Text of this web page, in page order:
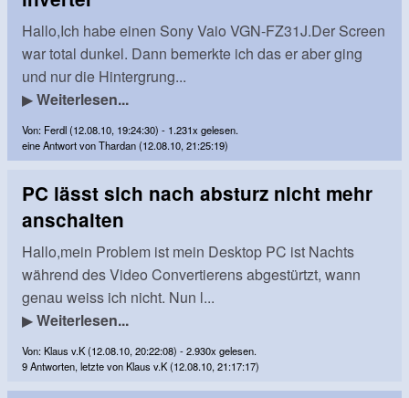
Hallo,Ich habe einen Sony Vaio VGN-FZ31J.Der Screen
war total dunkel. Dann bemerkte ich das er aber ging
und nur die Hintergrung...
▶Weiterlesen...
Von: Ferdl (12.08.10, 19:24:30) - 1.231x gelesen.
eine Antwort von Thardan (12.08.10, 21:25:19)
PC lässt sich nach absturz nicht mehr
anschalten
Hallo,mein Problem ist mein Desktop PC ist Nachts
während des Video Convertierens abgestürtzt, wann
genau weiss ich nicht. Nun l...
▶Weiterlesen...
Von: Klaus v.K (12.08.10, 20:22:08) - 2.930x gelesen.
9 Antworten, letzte von Klaus v.K (12.08.10, 21:17:17)